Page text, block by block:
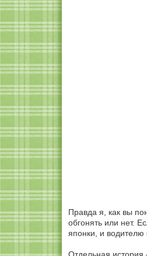
Правда я, как вы
обгонять или нет.
японки, и водителю